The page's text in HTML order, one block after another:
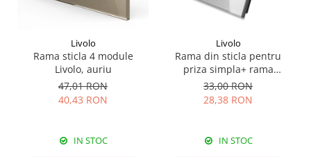
Livolo
Rama sticla 4 module
Livolo, auriu
47,01 RON
40,43 RON
IN STOC
Livolo
Rama din sticla pentru
priza simpla+ rama
metalica serie noua Livolo
33,00 RON
28,38 RON
IN STOC